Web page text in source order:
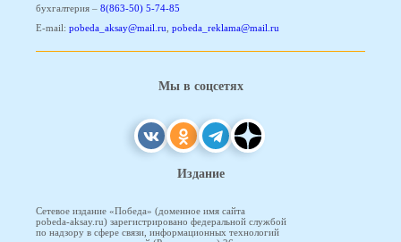
бухгалтерия – 8(863-50) 5-74-85
E-mail: pobeda_aksay@mail.ru, pobeda_reklama@mail.ru
Мы в соцсетях
Издание
Сетевое издание «Победа» (доменное имя сайта
pobeda-aksay.ru) зарегистрировано федеральной службой
по надзору в сфере связи, информационных технологий